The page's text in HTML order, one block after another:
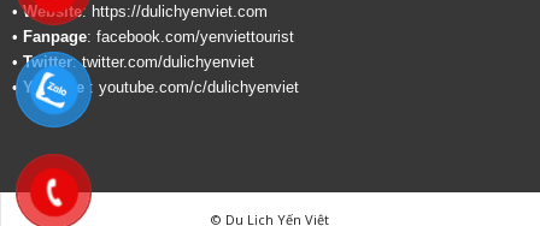
•Website: https://dulichyenviet.com
• Fanpage: facebook.com/yenviettourist
• Twitter:twitter.com/dulichyenviet
• Youtube : youtube.com/c/dulichyenviet
© Du Lịch Yến Việt